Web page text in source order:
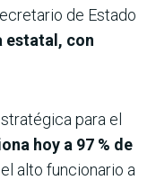
de Estado
estatal, con
para el
hoy a 97 % de
alto funcionario a